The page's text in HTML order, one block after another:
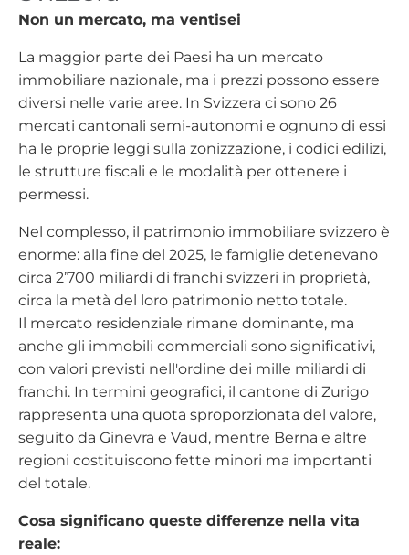
Non un mercato, ma ventisei
La maggior parte dei Paesi ha un mercato
immobiliare nazionale, ma i prezzi possono essere
diversi nelle varie aree. In Svizzera ci sono 26
mercati cantonali semi-autonomi e ognuno di essi
ha le proprie leggi sulla zonizzazione, i codici edilizi,
le strutture fiscali e le modalità per ottenere i
permessi.
Nel complesso, il patrimonio immobiliare svizzero è
enorme: alla fine del 2025, le famiglie detenevano
circa 2’700 miliardi di franchi svizzeri in proprietà,
circa la metà del loro patrimonio netto totale.
Il mercato residenziale rimane dominante, ma
anche gli immobili commerciali sono significativi,
con valori previsti nell'ordine dei mille miliardi di
franchi. In termini geografici, il cantone di Zurigo
rappresenta una quota sproporzionata del valore,
seguito da Ginevra e Vaud, mentre Berna e altre
regioni costituiscono fette minori ma importanti
del totale.
Cosa significano queste differenze nella vita
reale: